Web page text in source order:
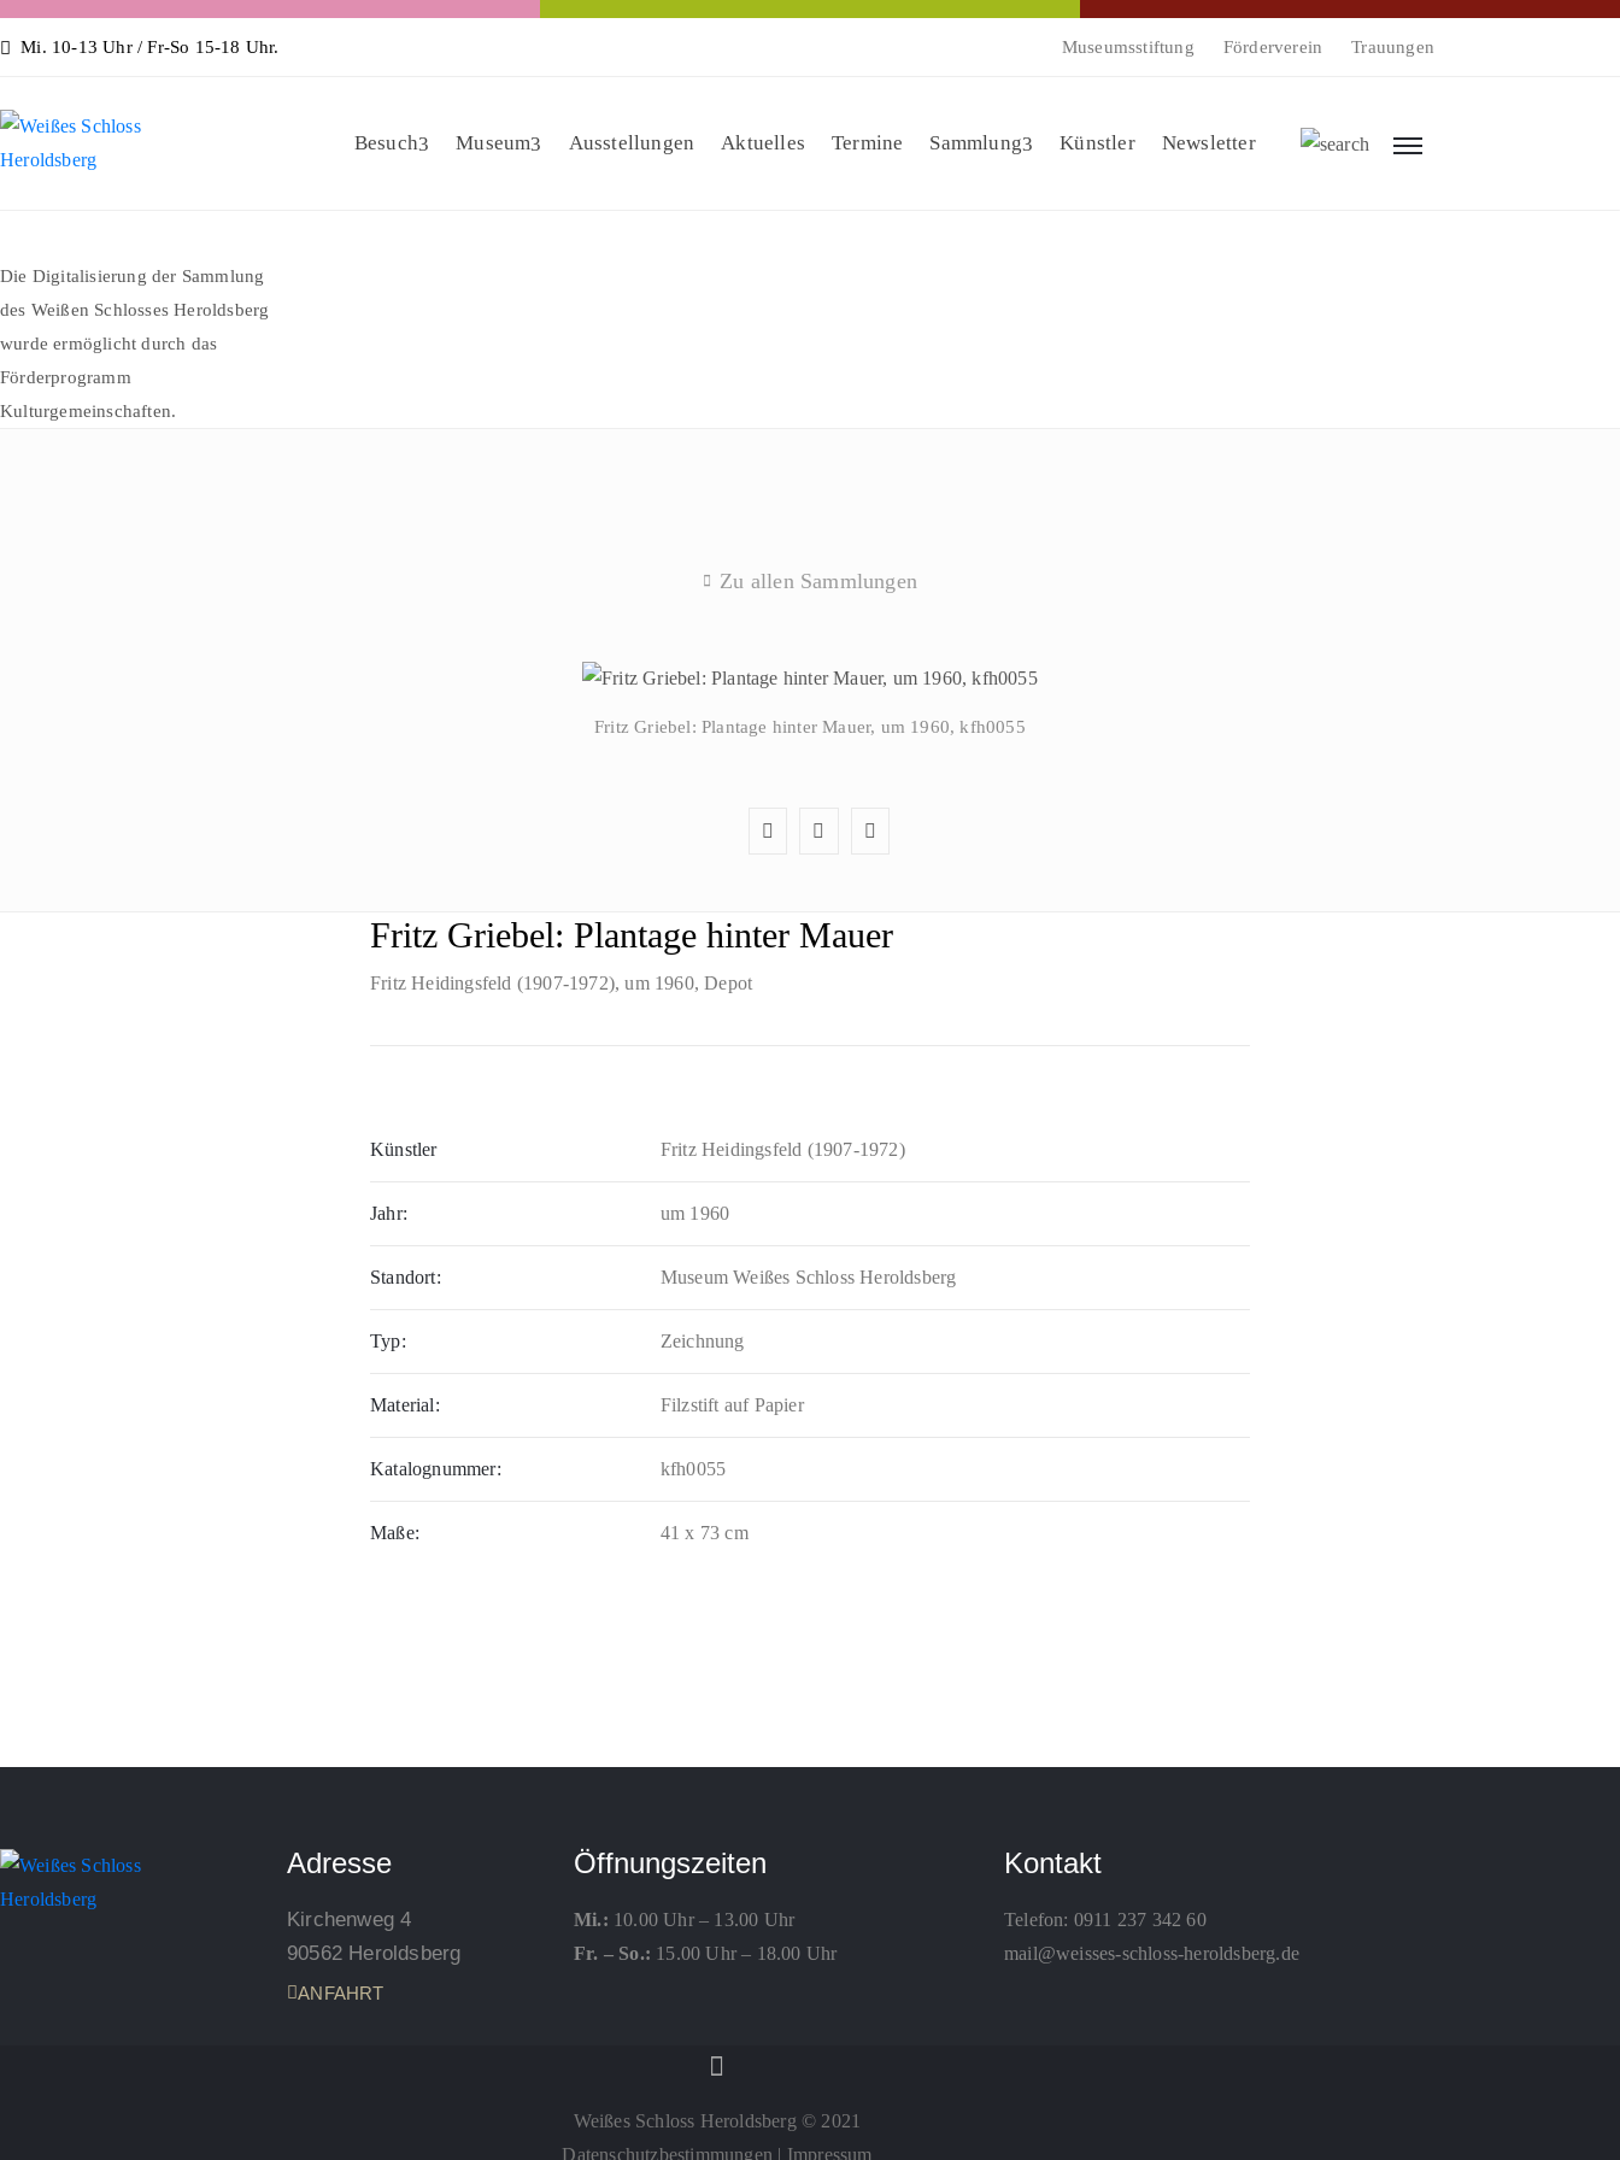
Mi. 10-13 Uhr / Fr-So 15-18 Uhr. Museumsstiftung Förderverein Trauungen
Besuch Museum Ausstellungen Aktuelles Termine Sammlung Künstler Newsletter
Die Digitalisierung der Sammlung
des Weißen Schlosses Heroldsberg
wurde ermöglicht durch das
Förderprogramm
Kulturgemeinschaften.
Zu allen Sammlungen
Fritz Griebel: Plantage hinter Mauer, um 1960, kfh0055
Fritz Griebel: Plantage hinter Mauer
Fritz Heidingsfeld (1907-1972), um 1960, Depot
Künstler Fritz Heidingsfeld (1907-1972)
Jahr: um 1960
Standort: Museum Weißes Schloss Heroldsberg
Typ: Zeichnung
Material: Filzstift auf Papier
Katalognummer: kfh0055
Maße: 41 x 73 cm
Adresse
Kirchenweg 4
90562 Heroldsberg
ANFAHRT
Öffnungszeiten
Mi.: 10.00 Uhr – 13.00 Uhr
Fr. – So.: 15.00 Uhr – 18.00 Uhr
Kontakt
Telefon: 0911 237 342 60
mail@weisses-schloss-heroldsberg.de
Weißes Schloss Heroldsberg © 2021
Datenschutzbestimmungen | Impressum